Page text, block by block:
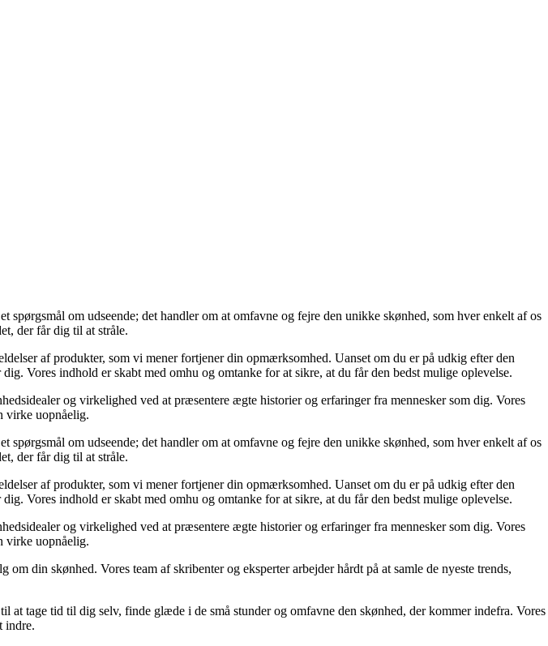
om udseende; det handler om at omfavne og fejre den unikke skønhed, som hver enkelt af os
der får dig til at stråle.
af produkter, som vi mener fortjener din opmærksomhed. Uanset om du er på udkig efter den
Vores indhold er skabt med omhu og omtanke for at sikre, at du får den bedst mulige oplevelse.
og virkelighed ved at præsentere ægte historier og erfaringer fra mennesker som dig. Vores
virke uopnåelig.
om udseende; det handler om at omfavne og fejre den unikke skønhed, som hver enkelt af os
der får dig til at stråle.
af produkter, som vi mener fortjener din opmærksomhed. Uanset om du er på udkig efter den
Vores indhold er skabt med omhu og omtanke for at sikre, at du får den bedst mulige oplevelse.
og virkelighed ved at præsentere ægte historier og erfaringer fra mennesker som dig. Vores
virke uopnåelig.
din skønhed. Vores team af skribenter og eksperter arbejder hårdt på at samle de nyeste trends,
tage tid til dig selv, finde glæde i de små stunder og omfavne den skønhed, der kommer indefra. Vores
indre.